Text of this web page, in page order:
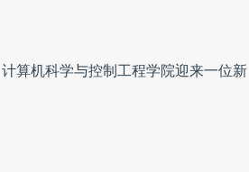
算机科学与控制工程学院迎来一位新